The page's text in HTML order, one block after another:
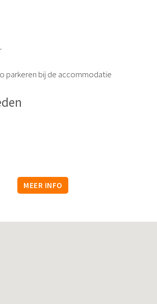
parkeren bij de accommodatie
MEER INFO